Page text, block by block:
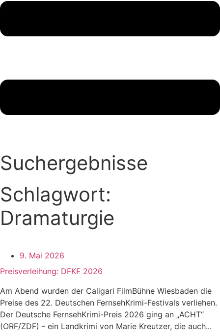
Suchergebnisse
Schlagwort:
Dramaturgie
9. Mai 2026
Preisverleihung: DFKF 2026
Am Abend wurden der Caligari FilmBühne Wiesbaden die
Preise des 22. Deutschen FernsehKrimi-Festivals verliehen.
Der Deutsche FernsehKrimi-Preis 2026 ging an „ACHT“
(ORF/ZDF) - ein Landkrimi von Marie Kreutzer, die auch...